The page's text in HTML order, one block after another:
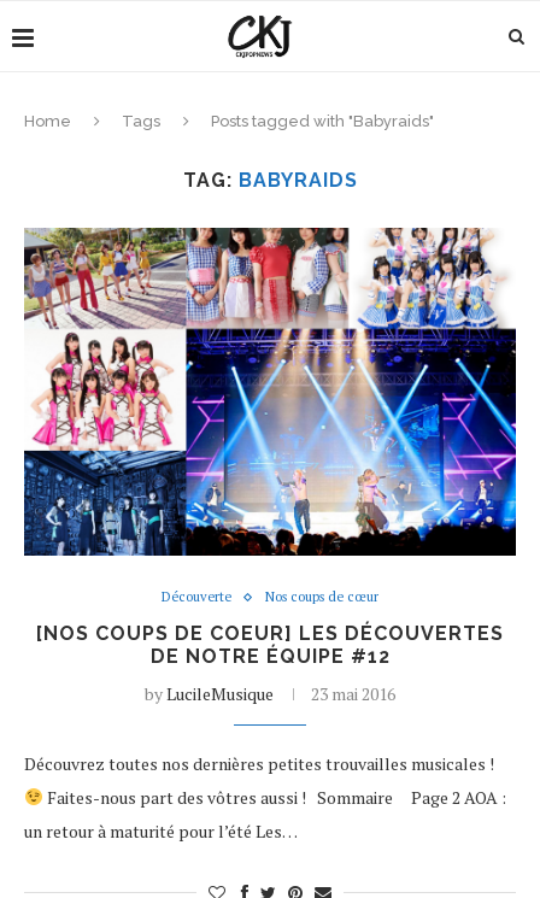
Home Tags Posts tagged with "Babyraids"
TAG: BABYRAIDS
Découverte Nos coups de cœur
[NOS COUPS DE COEUR] LES DÉCOUVERTES
DE NOTRE ÉQUIPE #12
byLucileMusique 23 mai 2016
Découvrez toutes nos dernières petites trouvailles musicales !
Faites-nous part des vôtres aussi ! Sommaire Page 2 AOA :
un retour à maturité pour l’été Les…